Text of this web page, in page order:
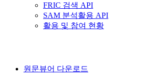
FRIC 검색 API
SAM 분석활용 API
활용 및 참여 현황
원문뷰어 다운로드